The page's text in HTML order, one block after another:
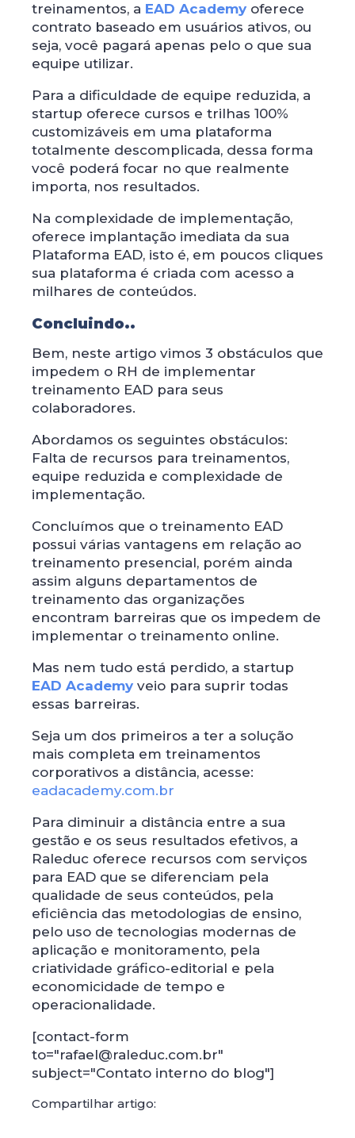
treinamentos, a EAD Academy oferece
contrato baseado em usuários ativos, ou
seja, você pagará apenas pelo o que sua
equipe utilizar.
Para a dificuldade de equipe reduzida, a
startup oferece cursos e trilhas 100%
customizáveis em uma plataforma
totalmente descomplicada, dessa forma
você poderá focar no que realmente
importa, nos resultados.
Na complexidade de implementação,
oferece implantação imediata da sua
Plataforma EAD, isto é, em poucos cliques
sua plataforma é criada com acesso a
milhares de conteúdos.
Concluindo..
Bem, neste artigo vimos 3 obstáculos que
impedem o RH de implementar
treinamento EAD para seus
colaboradores.
Abordamos os seguintes obstáculos:
Falta de recursos para treinamentos,
equipe reduzida e complexidade de
implementação.
Concluímos que o treinamento EAD
possui várias vantagens em relação ao
treinamento presencial, porém ainda
assim alguns departamentos de
treinamento das organizações
encontram barreiras que os impedem de
implementar o treinamento online.
Mas nem tudo está perdido, a startup
EAD Academy veio para suprir todas
essas barreiras.
Seja um dos primeiros a ter a solução
mais completa em treinamentos
corporativos a distância, acesse:
eadacademy.com.br
Para diminuir a distância entre a sua
gestão e os seus resultados efetivos, a
Raleduc oferece recursos com serviços
para EAD que se diferenciam pela
qualidade de seus conteúdos, pela
eficiência das metodologias de ensino,
pelo uso de tecnologias modernas de
aplicação e monitoramento, pela
criatividade gráfico-editorial e pela
economicidade de tempo e
operacionalidade.
[contact-form
to="rafael@raleduc.com.br"
subject="Contato interno do blog"]
Compartilhar artigo: